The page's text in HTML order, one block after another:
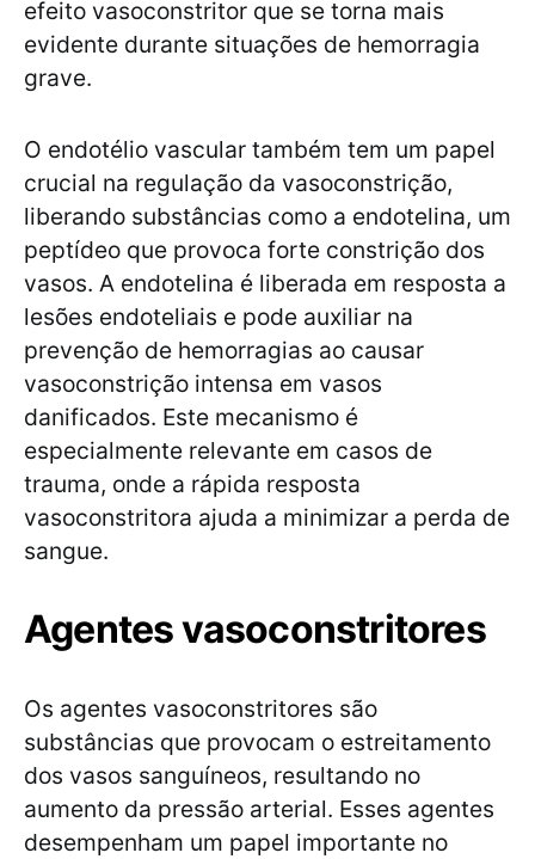
efeito vasoconstritor que se torna mais
evidente durante situações de hemorragia
grave.
O endotélio vascular também tem um papel
crucial na regulação da vasoconstrição,
liberando substâncias como a endotelina, um
peptídeo que provoca forte constrição dos
vasos. A endotelina é liberada em resposta a
lesões endoteliais e pode auxiliar na
prevenção de hemorragias ao causar
vasoconstrição intensa em vasos
danificados. Este mecanismo é
especialmente relevante em casos de
trauma, onde a rápida resposta
vasoconstritora ajuda a minimizar a perda de
sangue.
Agentes vasoconstritores
Os agentes vasoconstritores são
substâncias que provocam o estreitamento
dos vasos sanguíneos, resultando no
aumento da pressão arterial. Esses agentes
desempenham um papel importante no